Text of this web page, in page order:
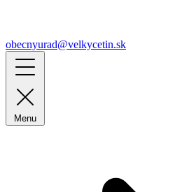
obecnyurad@velkycetin.sk
Menu